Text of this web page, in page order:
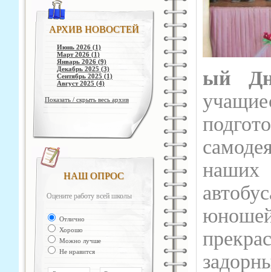
АРХИВ НОВОСТЕЙ
Июнь 2026 (1)
Март 2026 (1)
Январь 2026 (9)
Декабрь 2025 (3)
Сентябрь 2025 (1)
Август 2025 (4)
Показать / скрыть весь архив
НАШ ОПРОС
Оцените работу всей школы
Отлично
Хорошо
Можно лучше
Не нравится
ый
наших